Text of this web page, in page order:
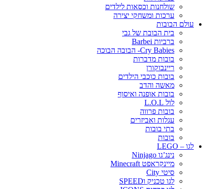
שולחנות וכסאות לילדים
ערכות ומשחקי יצירה
עולם הבובות
בית הבובת של גבי
ברביות Barbei
Cry Babies- הבובה הבוכה
בובות מדברות
ריינבוקורן
בובות כוכבי הילדים
מאשה והדב
בובות אופנה ואיסוף
לול L.O.L
בובות פרווה
עגלות ואביזרים
בתי בובות
בובות
לגו – LEGO
נינג’גו Ninjago
מיינקראפט Minecraft
סיטי City
לגו טכניק וSPEED